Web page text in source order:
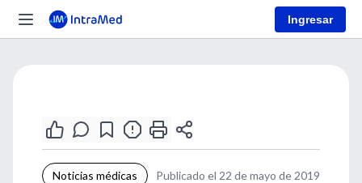
Ingresar
Noticias médicas
Publicado el 22 de mayo de 2019